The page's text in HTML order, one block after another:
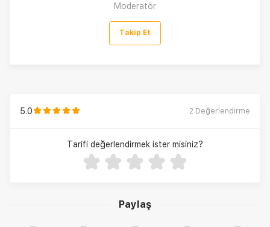
Paylaş
Moderatör
Takip Et
5.0 2 Değerlendirme
Tarifi değerlendirmek ister misiniz?